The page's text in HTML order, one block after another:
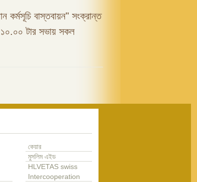
কর্মসূচি বাস্তবায়ন" সংক্রান্ত
১০.০০ টার সভায় সকল
কেয়ার
মুসলিম এইড
HLVETAS swiss
Intercooperation